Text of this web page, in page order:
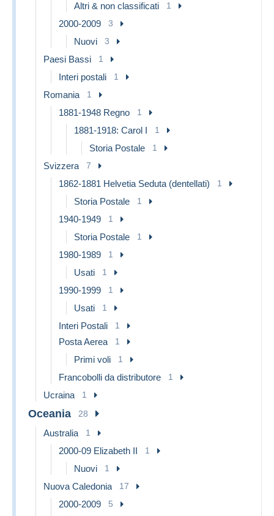
Altri & non classificati 1
2000-2009 3
Nuovi 3
Paesi Bassi 1
Interi postali 1
Romania 1
1881-1948 Regno 1
1881-1918: Carol I 1
Storia Postale 1
Svizzera 7
1862-1881 Helvetia Seduta (dentellati) 1
Storia Postale 1
1940-1949 1
Storia Postale 1
1980-1989 1
Usati 1
1990-1999 1
Usati 1
Interi Postali 1
Posta Aerea 1
Primi voli 1
Francobolli da distributore 1
Ucraina 1
Oceania 28
Australia 1
2000-09 Elizabeth II 1
Nuovi 1
Nuova Caledonia 17
2000-2009 5